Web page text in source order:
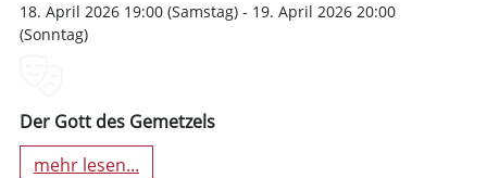
18. April 2026 19:00 (Samstag) - 19. April 2026 20:00
(Sonntag)
Der Gott des Gemetzels
mehr lesen...